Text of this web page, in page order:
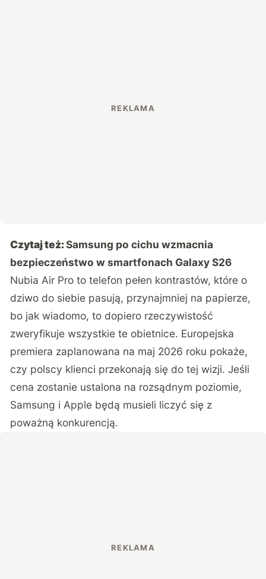
Czytaj też:Samsung po cichu wzmacnia
bezpieczeństwo w smartfonach Galaxy S26
Nubia Air Pro to telefon pełen kontrastów, które o
dziwo do siebie pasują, przynajmniej na papierze,
bo jak wiadomo, to dopiero rzeczywistość
zweryfikuje wszystkie te obietnice. Europejska
premiera zaplanowana na maj 2026 roku pokaże,
czy polscy klienci przekonają się do tej wizji. Jeśli
cena zostanie ustalona na rozsądnym poziomie,
Samsung i Apple będą musieli liczyć się z
poważną konkurencją.